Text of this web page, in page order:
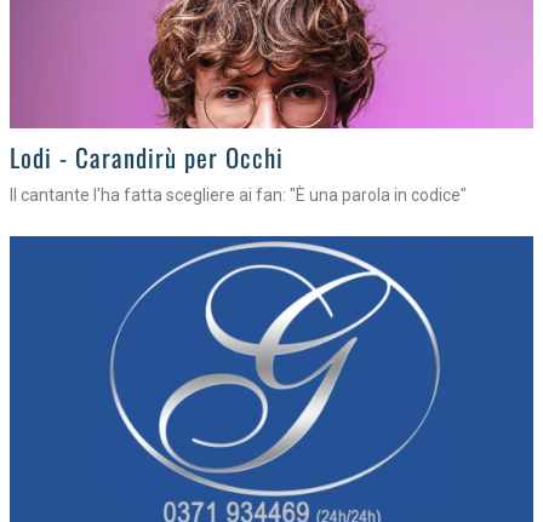
Lodi - Carandirù per Occhi
Il cantante l'ha fatta scegliere ai fan: "È una parola in codice"